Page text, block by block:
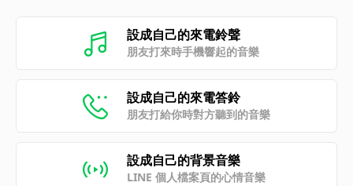
設成自己的來電鈴聲
朋友打來時手機響起的音樂
設成自己的來電答鈴
朋友打給你時對方聽到的音樂
設成自己的背景音樂
LINE 個人檔案頁的心情音樂